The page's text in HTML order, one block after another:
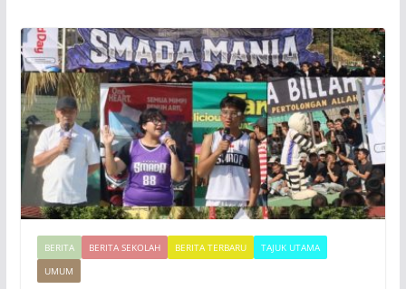
e
o
BERITA BERITA SEKOLAH BERITA TERBARU
TAJUK UTAMA
UMUM